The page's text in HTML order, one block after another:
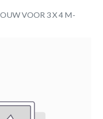
VOOR 3 X 4 M-